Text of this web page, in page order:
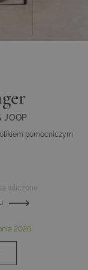
JOOP
pomocniczym
wliczone
2026